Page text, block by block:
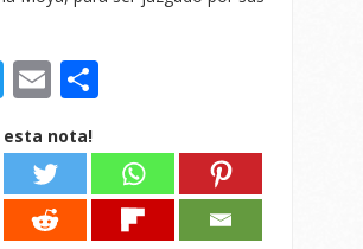
Twitter
Email
esta nota!